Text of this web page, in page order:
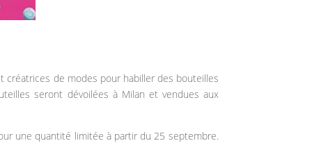
créatrices de modes pour habiller des bouteilles
seront dévoilées à Milan et vendues aux
une quantité limitée à partir du 25 septembre.